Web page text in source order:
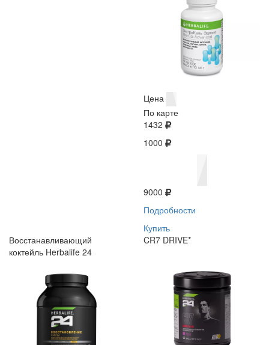
Цена
По карте
1432
1000
9000
Подробности
Купить
Восстанавливающий
коктейль Herbalife 24
CR7 DRIVE*